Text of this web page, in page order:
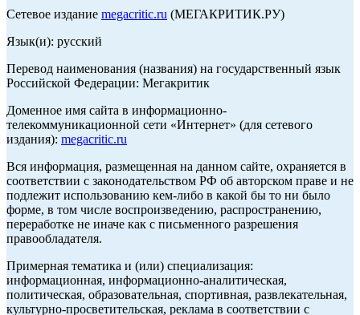
Сетевое издание megacritic.ru (МЕГАКРИТИК.РУ)
Язык(и): русский
Перевод наименования (названия) на государственный язык
Российской Федерации: Мегакритик
Доменное имя сайта в информационно-
телекоммуникационной сети «Интернет» (для сетевого
издания): megacritic.ru
Вся информация, размещенная на данном сайте, охраняется в
соответствии с законодательством РФ об авторском праве и не
подлежит использованию кем-либо в какой бы то ни было
форме, в том числе воспроизведению, распространению,
переработке не иначе как с письменного разрешения
правообладателя.
Примерная тематика и (или) специализация:
информационная, информационно-аналитическая,
политическая, образовательная, спортивная, развлекательная,
культурно-просветительская, реклама в соответствии с